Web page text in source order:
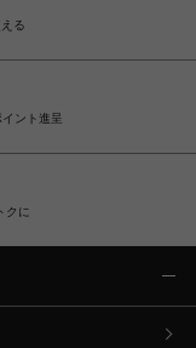
る
ント進呈
クに